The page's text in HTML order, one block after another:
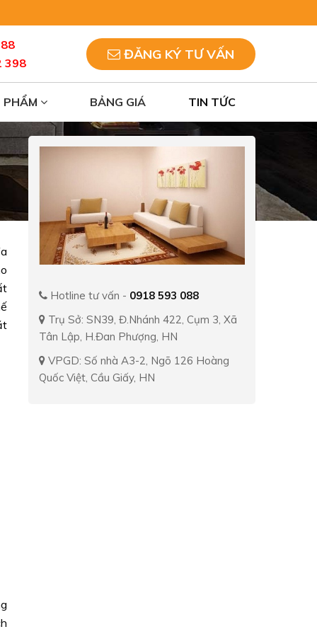
398
ĐĂNG KÝ TƯ VẤN
PHẨM BẢNG GIÁ TIN TỨC
Hotline tư vấn - 0918 593 088
Trụ Sở: SN39, Đ.Nhánh 422, Cụm 3, Xã
Tân Lập, H.Đan Phượng, HN
VPGD: Số nhà A3-2, Ngõ 126 Hoàng
Quốc Việt, Cầu Giấy, HN